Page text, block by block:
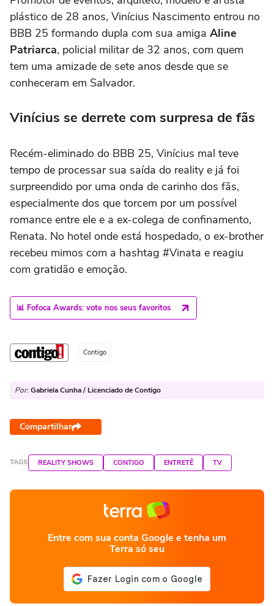
plástico de 28 anos, Vinícius Nascimento entrou no
BBB 25 formando dupla com sua amiga Aline
Patriarca, policial militar de 32 anos, com quem
tem uma amizade de sete anos desde que se
conheceram em Salvador.
Vinícius se derrete com surpresa de fãs
Recém-eliminado do BBB 25, Vinícius mal teve
tempo de processar sua saída do reality e já foi
surpreendido por uma onda de carinho dos fãs,
especialmente dos que torcem por um possível
romance entre ele e a ex-colega de confinamento,
Renata. No hotel onde está hospedado, o ex-brother
recebeu mimos com a hashtag #Vinata e reagiu
com gratidão e emoção.
📊 Fofoca Awards: vote nos seus favoritos
Contigo
Por: Gabriela Cunha / Licenciado de Contigo
Compartilhar
TAGS REALITY SHOWS CONTIGO ENTRETÊ TV
Entre com sua conta Google e tenha um
Terra só seu